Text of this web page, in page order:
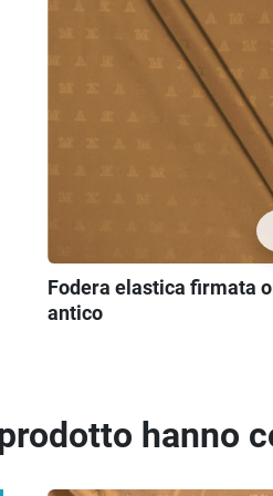
Fodera elastica firmata
antico
hanno